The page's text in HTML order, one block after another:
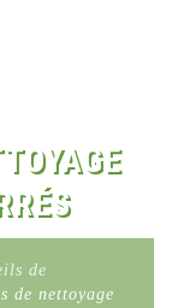
de
de nettoyage